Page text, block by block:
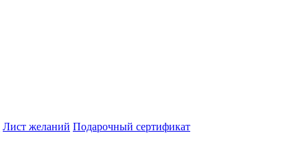
Лист желаний Подарочный сертификат